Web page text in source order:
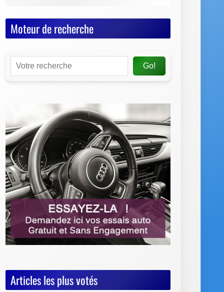
Moteur de recherche
Go!
Articles les plus votés